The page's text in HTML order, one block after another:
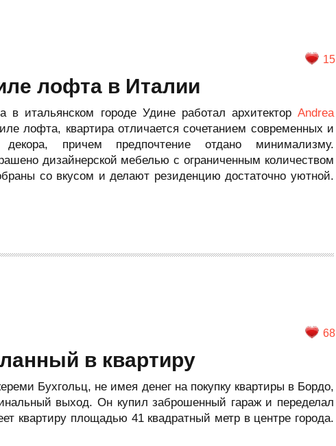
15
лофта в Италии
в итальянском городе Удине работал архитектор Andrea
лофта, квартира отличается сочетанием современных и
декора, причем предпочтение отдано минимализму.
дизайнерской мебелью с ограниченным количеством
со вкусом и делают резиденцию достаточно уютной.
68
в квартиру
Бухгольц, не имея денег на покупку квартиры в Бордо,
выход. Он купил заброшенный гараж и переделал
квартиру площадью 41 квадратный метр в центре города.